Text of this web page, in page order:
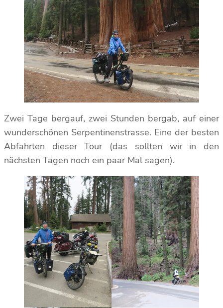
Zwei Tage bergauf, zwei Stunden bergab, auf einer
wunderschönen Serpentinenstrasse. Eine der besten
Abfahrten dieser Tour (das sollten wir in den
nächsten Tagen noch ein paar Mal sagen).